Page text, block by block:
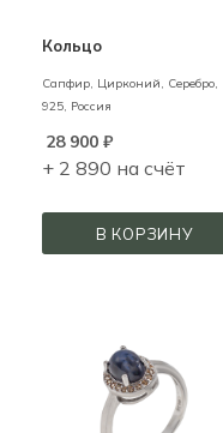
Кольцо
Сапфир, Цирконий, Серебро,
925, Россия
28 900 ₽
+ 2 890 на счёт
В КОРЗИНУ